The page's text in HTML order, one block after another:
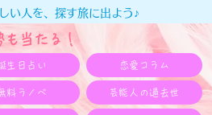
当たる！
い人を、探す旅に出よう♪
生日占い 恋愛コラム
料ラノベ 芸能人の過去世